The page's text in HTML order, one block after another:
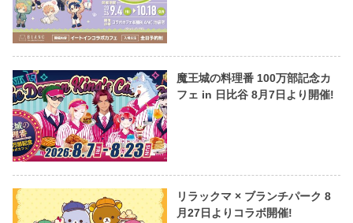
魔王城の料理番 100万部記念カ
フェ in 日比谷 8月7日より開催!
リラックマ × ブランチパーク 8
月27日よりコラボ開催!